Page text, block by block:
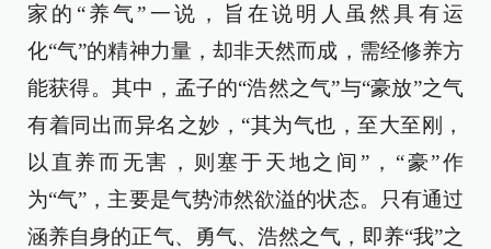
家的“养气”一说，旨在说明人虽然具有运
化“气”的精神力量，却非天然而成，需经修养方
能获得。其中，孟子的“浩然之气”与“豪放”之气
有着同出而异名之妙，“其为气也，至大至刚，
以直养而无害，则塞于天地之间”，“豪”作
为“气”，主要是气势沛然欲溢的状态。只有通过
涵养自身的正气、勇气、浩然之气，即养“我”之